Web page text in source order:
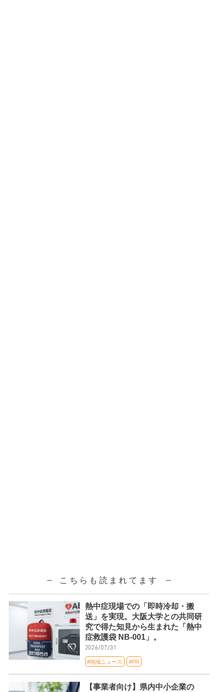
こちらも読まれてます
熱中症現場での「即時冷却・搬
送」を実現。大阪大学との共同研
究で得た知見から生まれた「熱中
症救護袋 NB-001」。
2026/07/31
#地域ニュース #PR
【事業者向け】県内中小企業の